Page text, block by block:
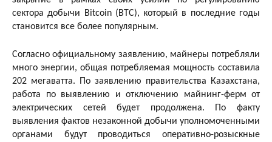
сектора добычи Bitcoin (BTC), который в последние годы
становится все более популярным.
Согласно официальному заявлению, майнеры потребляли
много энергии, общая потребляемая мощность составила
202 мегаватта. По заявлению правительства Казахстана,
работа по выявлению и отключению майнинг-ферм от
электрических сетей будет продолжена. По факту
выявления фактов незаконной добычи уполномоченными
органами будут проводиться оперативно-розыскные